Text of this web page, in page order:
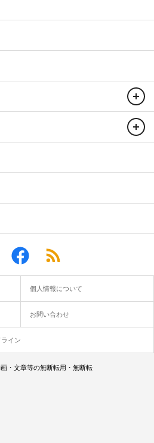
個人情報について
お問い合わせ
イン
・文章等の無断転用・無断転